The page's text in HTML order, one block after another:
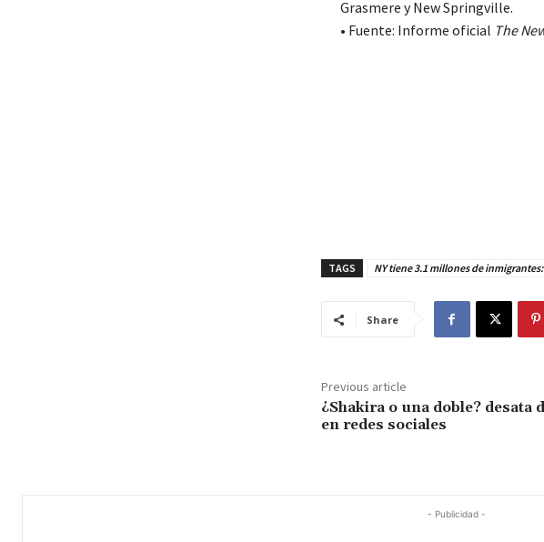
Grasmere y New Springville.
• Fuente: Informe oficial The
TAGS NY tiene 3.1 millones de
Share
Previous article
¿Shakira o una doble? desata
en redes sociales
- Publicidad -